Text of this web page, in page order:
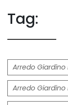
Tag:
Arredo
Arredo Giardino